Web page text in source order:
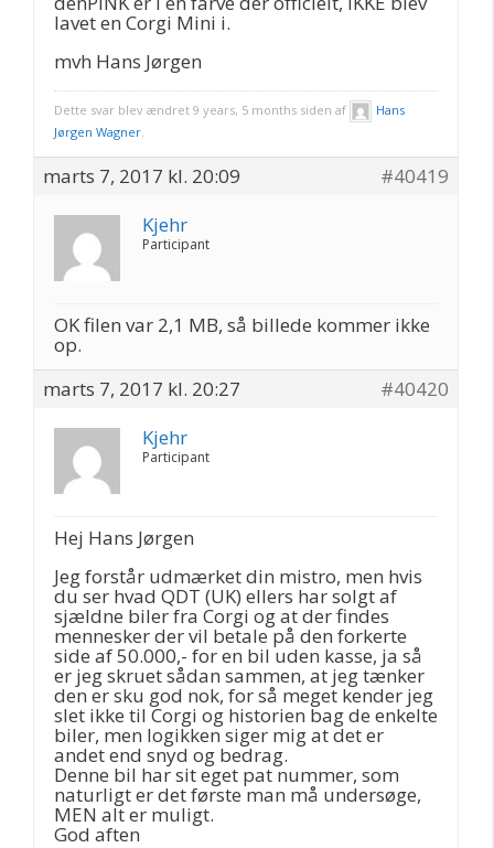
lavet en Corgi Mini i.
mvh Hans Jørgen
Dette svar blev ændret 9 years, 5 months siden af
Hans
Jørgen Wagner
marts 7, 2017 kl. 20:09
#40419
Kjehr
Participant
OK filen var 2,1 MB, så billede kommer ikke
op.
marts 7, 2017 kl. 20:27
#40420
Kjehr
Participant
Hej Hans Jørgen
Jeg forstår udmærket din mistro, men hvis
du ser hvad QDT (UK) ellers har solgt af
sjældne biler fra Corgi og at der findes
mennesker der vil betale på den forkerte
side af 50.000,- for en bil uden kasse, ja så
er jeg skruet sådan sammen, at jeg tænker
den er sku god nok, for så meget kender jeg
slet ikke til Corgi og historien bag de enkelte
biler, men logikken siger mig at det er
andet end snyd og bedrag.
Denne bil har sit eget pat nummer, som
naturligt er det første man må undersøge,
MEN alt er muligt.
God aften